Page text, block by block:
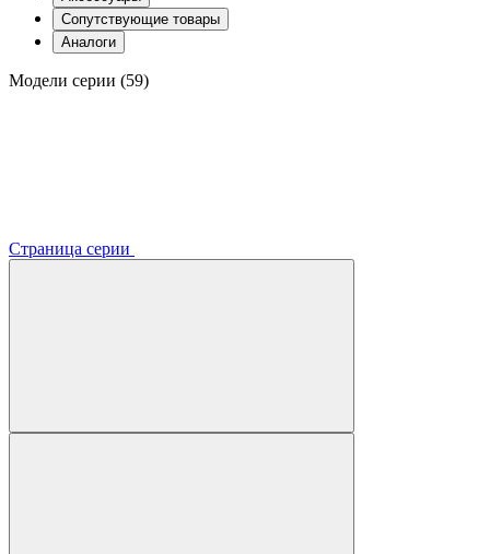
Сопутствующие товары
Аналоги
Модели серии (59)
Страница серии